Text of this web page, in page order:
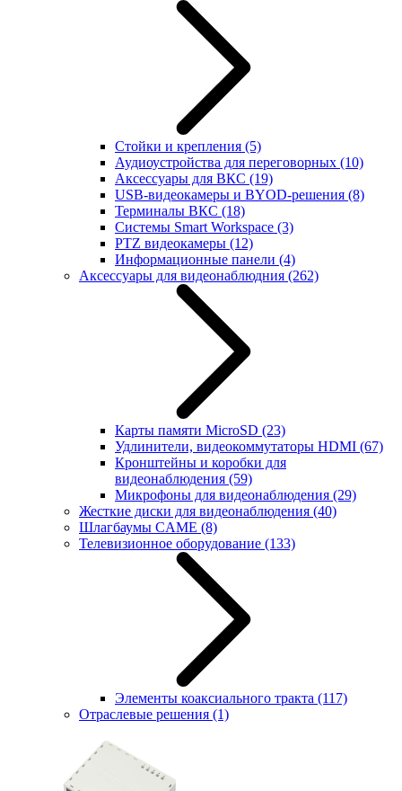
Стойки и крепления (5)
Аудиоустройства для переговорных (10)
Аксессуары для ВКС (19)
USB-видеокамеры и BYOD-решения (8)
Терминалы ВКС (18)
Системы Smart Workspace (3)
PTZ видеокамеры (12)
Информационные панели (4)
Аксессуары для видеонаблюдния (262)
Карты памяти MicroSD (23)
Удлинители, видеокоммутаторы HDMI (67)
Кронштейны и коробки для
видеонаблюдения (59)
Микрофоны для видеонаблюдения (29)
Жесткие диски для видеонаблюдения (40)
Шлагбаумы CAME (8)
Телевизионное оборудование (133)
Элементы коаксиального тракта (117)
Отраслевые решения (1)